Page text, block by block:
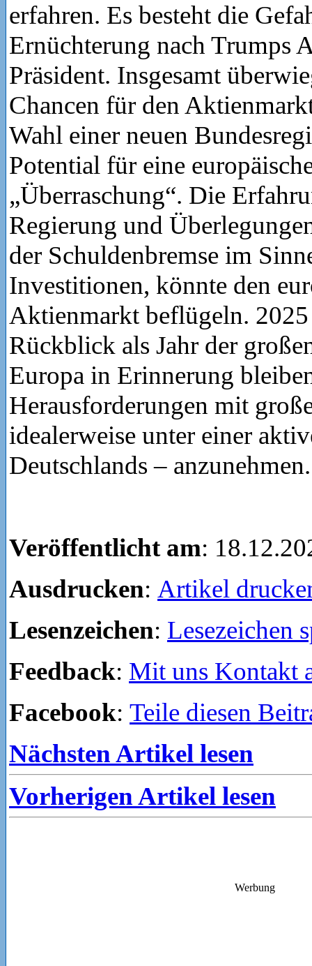
erfahren. Es besteht die
Ernüchterung nach Trumps
Präsident. Insgesamt
Chancen für den
Wahl einer neuen
Potential für eine
„Überraschung“. Die
Regierung und
der Schuldenbremse im
Investitionen, könnte den
Aktienmarkt beflügeln.
Rückblick als Jahr der
Europa in Erinnerung
Herausforderungen mit
idealerweise unter einer
Deutschlands – anzunehmen.
Veröffentlicht am:
Ausdrucken: Artikel
Lesenzeichen: Lesezeichen
Feedback: Mit uns Kontakt
Facebook: Teile diesen
Nächsten Artikel lesen
Vorherigen Artikel lesen
Werbung